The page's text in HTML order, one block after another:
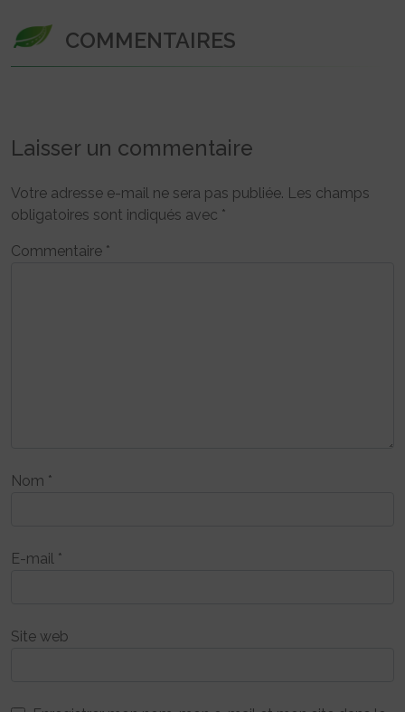
COMMENTAIRES
Laisser un commentaire
Votre adresse e-mail ne sera pas publiée. Les champs
obligatoires sont indiqués avec *
Commentaire *
Nom *
E-mail *
Site web